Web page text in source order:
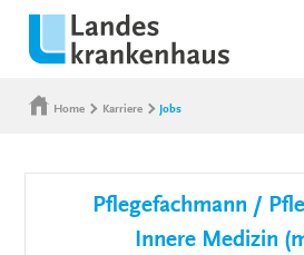
Home Karriere Jobs
Pflegefachmann /
Innere Medizin